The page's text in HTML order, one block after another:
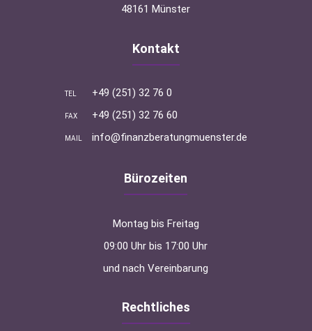
48161 Münster
Kontakt
TEL +49 (251) 32 76 0
FAX +49 (251) 32 76 60
MAIL info@finanzberatungmuenster.de
Bürozeiten
Montag bis Freitag
09:00 Uhr bis 17:00 Uhr
und nach Vereinbarung
Rechtliches